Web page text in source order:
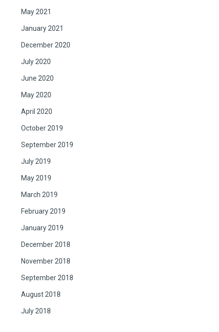
May 2021
January 2021
December 2020
July 2020
June 2020
May 2020
April 2020
October 2019
September 2019
July 2019
May 2019
March 2019
February 2019
January 2019
December 2018
November 2018
September 2018
August 2018
July 2018